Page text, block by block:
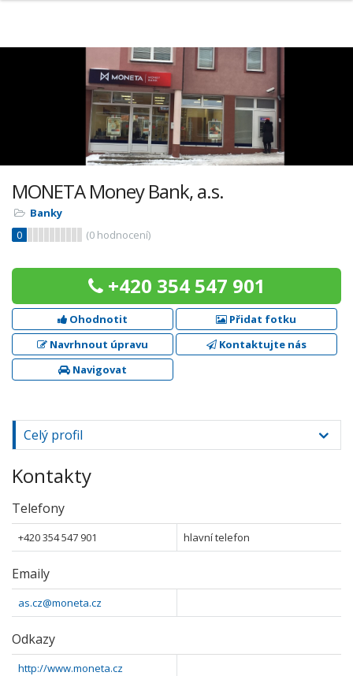
MONETA Money Bank, a.s.
Banky
0
(0 hodnocení)
+420 354 547 901
Ohodnotit
Přidat fotku
Navrhnout úpravu
Kontaktujte nás
Navigovat
Celý profil
Kontakty
Telefony
+420 354 547 901 hlavní telefon
Emaily
as.cz@moneta.cz
Odkazy
http://www.moneta.cz